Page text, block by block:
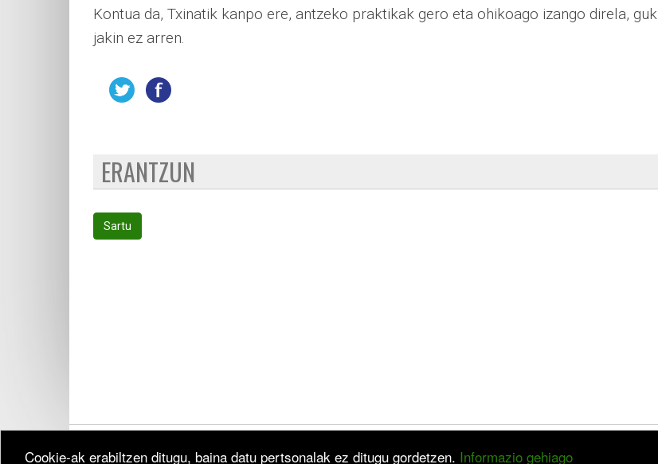
Cookie-ak erabiltzen ditugu, baina datu pertsonalak ez ditugu gordetzen. Informazio gehiago
Kontua da, Txinatik kanpo ere, antzeko praktikak gero eta ohikoago izango direla, guk
jakin ez arren.
ERANTZUN
Sartu